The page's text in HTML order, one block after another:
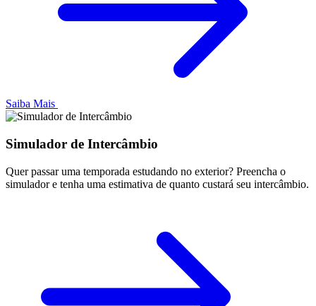
Saiba Mais
Simulador de Intercâmbio
Quer passar uma temporada estudando no exterior? Preencha o
simulador e tenha uma estimativa de quanto custará seu intercâmbio.